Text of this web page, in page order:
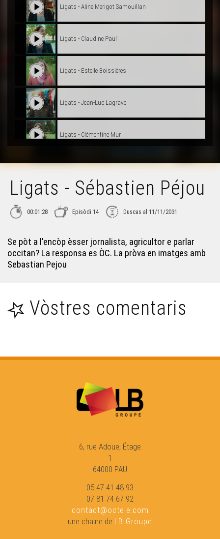
Ligats - Aline Merigot Samouillan
Ligats - Claudine Paul
Ligats - Estelle Boissières
Ligats - Jean-Luc Lagrave
Ligats - Clémentine Mur
Ligats - Joan-Francés Vignaud
Ligats - Giraud Delbès
Ligats - Pauline Kamakine
Ligats - Sylvan Chabaud
Ligats - Denis Salles
Ligats - Amy CROS
Ligats - Jean-Marie CAUNET
Ligats - Sébastien Péjou
00:01:28 Episòdi 14 Duscas al 11/11/2031
Se pòt a l'encòp èsser jornalista, agricultor e parlar
occitan? La responsa es ÒC. La pròva en imatges amb
Sebastian Pejou
Vòstres comentaris
6, rue Adoue, Étage
1
64000 PAU
05 47 41 48 93
07 81 74 67 92
contact@octele.com
une chaine de LB Groupe